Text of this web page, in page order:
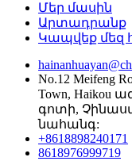
Մեր մասին
Արտադրանք
Կապվեք մեզ
No.12 Meifeng
Town, Haikou
գոտի,
նահանգ:
+8618898240171
8618976999719